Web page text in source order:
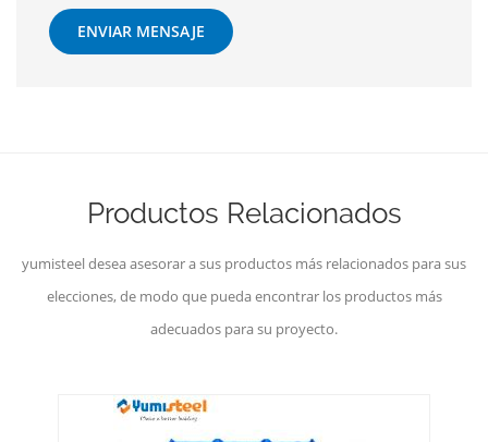
ENVIAR MENSAJE
Productos Relacionados
yumisteel desea asesorar a sus productos más relacionados para sus
elecciones, de modo que pueda encontrar los productos más
adecuados para su proyecto.